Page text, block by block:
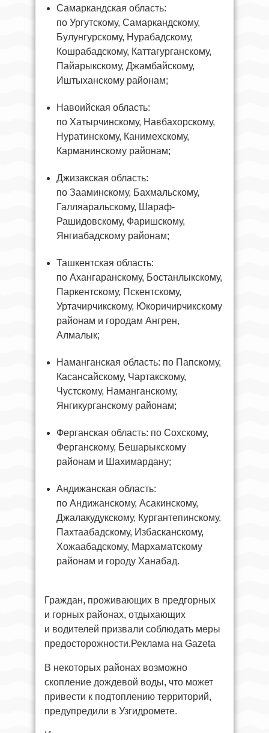
Самаркандская область:
по Ургутскому, Самаркандскому,
Булунгурскому, Нурабадскому,
Кошрабадскому, Каттагурганскому,
Пайарыкскому, Джамбайскому,
Иштыханскому районам;
Навоийская область:
по Хатырчинскому, Навбахорскому,
Нуратинскому, Канимехскому,
Карманинскому районам;
Джизакская область:
по Зааминскому, Бахмальскому,
Галляаральскому, Шараф-
Рашидовскому, Фаришскому,
Янгиабадскому районам;
Ташкентская область:
по Ахангаранскому, Бостанлыкскому,
Паркентскому, Пскентскому,
Уртачирчикскому, Юкоричирчикскому
районам и городам Ангрен,
Алмалык;
Наманганская область: по Папскому,
Касансайскому, Чартакскому,
Чустскому, Наманганскому,
Янгикурганскому районам;
Ферганская область: по Сохскому,
Ферганскому, Бешарыкскому
районам и Шахимардану;
Андижанская область:
по Андижанскому, Асакинскому,
Джалакудукскому, Кургантепинскому,
Пахтаабадскому, Избасканскому,
Хожаабадскому, Мархаматскому
районам и городу Ханабад.
Граждан, проживающих в предгорных
и горных районах, отдыхающих
и водителей призвали соблюдать меры
предосторожности.Реклама на Gazeta
В некоторых районах возможно
скопление дождевой воды, что может
привести к подтоплению территорий,
предупредили в Узгидромете.